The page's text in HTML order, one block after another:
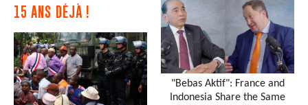
15 ANS DÉJÀ !
"Bebas Aktif": France and
Indonesia Share the Same